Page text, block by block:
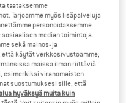
taataksemme
Tarjoamme myös lisäpalveluja
personoidaksemme
median toimintoja.
sekä mainos- ja
käytät verkkosivustoamme;
maissa ilman riittäviä
esimerkiksi viranomaisten
suostumuksesi sille, että
hyväksyä muita kuin